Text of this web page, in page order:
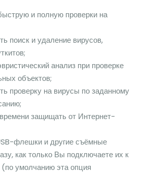
и полную проверки на
поиск и удаление вирусов,
анализ при проверке
объектов;
проверку на вирусы по заданному
защищать от Интернет-
флешки и другие съёмные
как только Вы подключаете их к
умолчанию эта опция